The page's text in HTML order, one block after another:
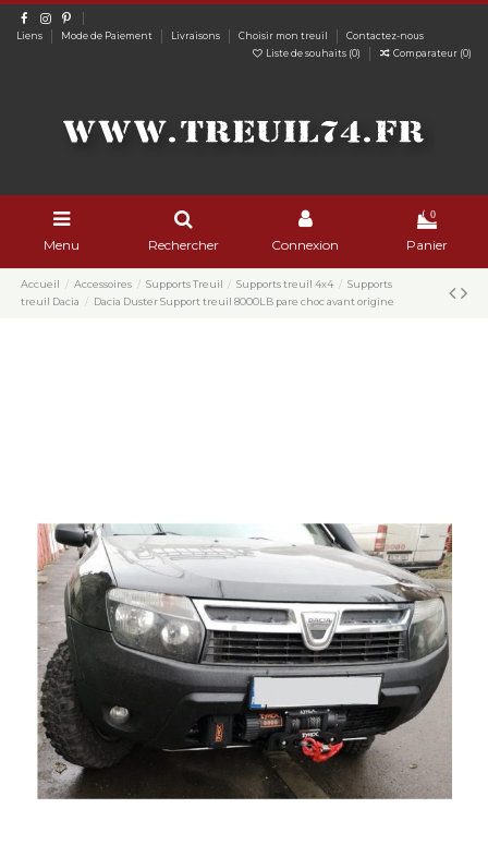
Liens Mode de Paiement Livraisons Choisir mon treuil
Contactez-nous
Liste de souhaits (0) Comparateur (0)
Menu Rechercher Connexion
0
Panier
Accueil Accessoires Supports Treuil Supports treuil 4x4
Supports
treuil Dacia
Dacia Duster Support treuil 8000LB pare choc avant origine